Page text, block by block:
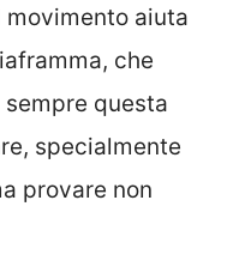
aiuta
che
questa
specialmente
provare non